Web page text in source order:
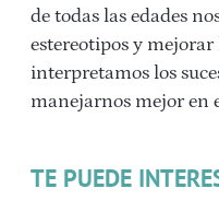
de todas las edades
estereotipos y
interpretamos los
manejarnos mejor en
TE PUEDE